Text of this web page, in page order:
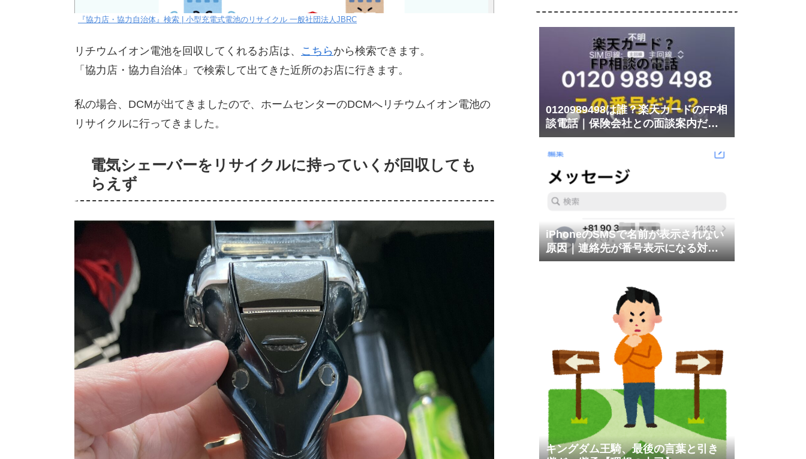
『協力店・協力自治体』検索 | 小型充電式電池のリサイクル 一般社団法人JBRC
リチウムイオン電池を回収してくれるお店は、 こちら から検索できます。
「協力店・協力自治体」で検索して出てきた近所のお店に行きます。
私の場合、DCMが出てきましたので、ホームセンターのDCMへリチウムイオン電池の
リサイクルに行ってきました。
電気シェーバーをリサイクルに持っていくが回収しても
らえず
0120989498は誰？楽天カードのFP相
談電話｜保険会社との面談案内だっ
た
iPhoneのSMSで名前が表示されない
原因｜連絡先が番号表示になる対処
法
キングダム王騎、最後の言葉と引き